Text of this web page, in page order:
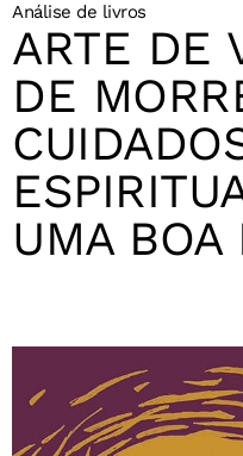
Análise de livros
ARTE DE
DE
UMA BOA